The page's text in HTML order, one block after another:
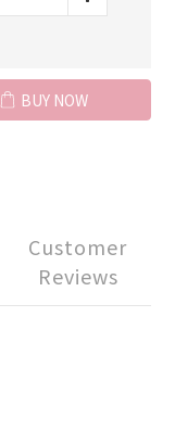
BUY NOW
Customer
Reviews